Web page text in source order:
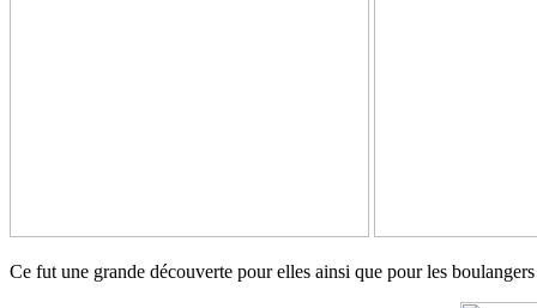
Ce fut une grande découverte pour elles ainsi que pour les